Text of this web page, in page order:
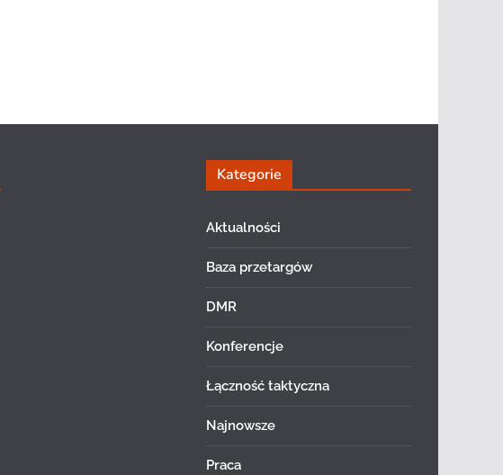
Kategorie
Aktualności
Baza przetargów
DMR
Konferencje
Łączność taktyczna
Najnowsze
Praca